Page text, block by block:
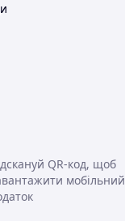
QR-код, щоб
мобільний